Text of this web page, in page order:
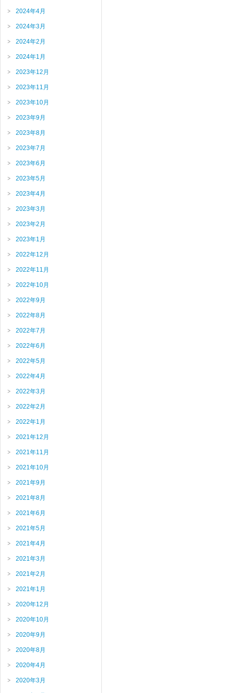
2024年4月
2024年3月
2024年2月
2024年1月
2023年12月
2023年11月
2023年10月
2023年9月
2023年8月
2023年7月
2023年6月
2023年5月
2023年4月
2023年3月
2023年2月
2023年1月
2022年12月
2022年11月
2022年10月
2022年9月
2022年8月
2022年7月
2022年6月
2022年5月
2022年4月
2022年3月
2022年2月
2022年1月
2021年12月
2021年11月
2021年10月
2021年9月
2021年8月
2021年6月
2021年5月
2021年4月
2021年3月
2021年2月
2021年1月
2020年12月
2020年10月
2020年9月
2020年8月
2020年4月
2020年3月